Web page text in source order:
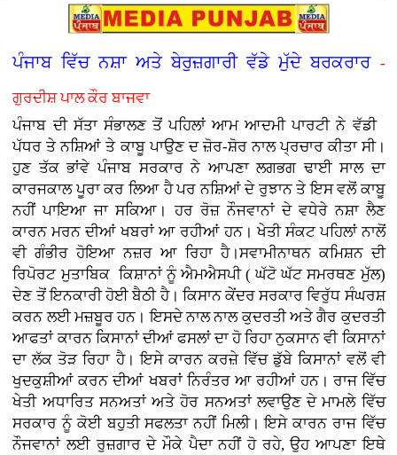
ਪੰਜਾਬ ਵਿੱਚ ਨਸ਼ਾ ਅਤੇ ਬੇਰੁਜ਼ਗਾਰੀ ਵੱਡੇ ਮੁੱਦੇ ਬਰਕਰਾਰ -
ਗੁਰਦੀਸ਼ ਪਾਲ ਕੌਰ ਬਾਜਵਾ
ਪੰਜਾਬ ਦੀ ਸੱਤਾ ਸੰਭਾਲਣ ਤੋਂ ਪਹਿਲਾਂ ਆਮ ਆਦਮੀ ਪਾਰਟੀ ਨੇ ਵੱਡੀ
ਪੱਧਰ ਤੇ ਨਸ਼ਿਆਂ ਤੇ ਕਾਬੂ ਪਾਉਣ ਦ ਜ਼ੋਰ-ਸ਼ੋਰ ਨਾਲ ਪ੍ਰਚਾਰ ਕੀਤਾ ਸੀ।
ਹੁਣ ਤੱਕ ਭਾਂਵੇ ਪੰਜਾਬ ਸਰਕਾਰ ਨੇ ਆਪਣਾ ਲਗਭਗ ਢਾਈ ਸਾਲ ਦਾ
ਕਾਰਜਕਾਲ ਪੂਰਾ ਕਰ ਲਿਆ ਹੈ ਪਰ ਨਸ਼ਿਆਂ ਦੇ ਰੁਝਾਨ ਤੇ ਇਸ ਵਲੋਂ ਕਾਬੂ
ਨਹੀਂ ਪਾਇਆ ਜਾ ਸਕਿਆ। ਹਰ ਰੋਜ਼ ਨੌਜਵਾਨਾਂ ਦੇ ਵਧੇਰੇ ਨਸ਼ਾ ਲੈਣ
ਕਾਰਨ ਮਰਨ ਦੀਆਂ ਖਬਰਾਂ ਆ ਰਹੀਆਂ ਹਨ। ਖੇਤੀ ਸੰਕਟ ਪਹਿਲਾਂ ਨਾਲੋਂ
ਵੀ ਗੰਭੀਰ ਹੋਇਆ ਨਜ਼ਰ ਆ ਰਿਹਾ ਹੈ।ਸਵਾਮੀਨਾਥਨ ਕਮਿਸ਼ਨ ਦੀ
ਰਿਪੋਰਟ ਮੁਤਾਬਿਕ ਕਿਸ਼ਾਨਾਂ ਨੂੰ ਐਮਐਸਪੀ ( ਘੱਟੋ ਘੱਟ ਸਮਰਥਣ ਮੁੱਲ)
ਦੇਣ ਤੋਂ ਇਨਕਾਰੀ ਹੋਈ ਬੈਠੀ ਹੈ। ਕਿਸਾਨ ਕੇਂਦਰ ਸਰਕਾਰ ਵਿਰੁੱਧ ਸੰਘਰਸ਼
ਕਰਨ ਲਈ ਮਜ਼ਬੂਰ ਹਨ। ਇਸਦੇ ਨਾਲ ਨਾਲ ਕੁਦਰਤੀ ਅਤੇ ਗੈਰ ਕੁਦਰਤੀ
ਆਫਤਾਂ ਕਾਰਨ ਕਿਸਾਨਾਂ ਦੀਆਂ ਫਸਲਾਂ ਦਾ ਹੋ ਰਿਹਾ ਨੁਕਸਾਨ ਵੀ ਕਿਸਾਨਾਂ
ਦਾ ਲੱਕ ਤੋੜ ਰਿਹਾ ਹੈ। ਇਸੇ ਕਾਰਨ ਕਰਜ਼ੇ ਵਿੱਚ ਡੁੱਬੇ ਕਿਸਾਨਾਂ ਵਲੋਂ ਵੀ
ਖੁਦਕੁਸ਼ੀਆਂ ਕਰਨ ਦੀਆਂ ਖਬਰਾਂ ਨਿਰੰਤਰ ਆ ਰਹੀਆਂ ਹਨ। ਰਾਜ ਵਿੱਚ
ਖੇਤੀ ਅਧਾਰਿਤ ਸਨਅਤਾਂ ਅਤੇ ਹੋਰ ਸਨਅਤਾਂ ਲਵਾਉਣ ਦੇ ਮਾਮਲੇ ਵਿੱਚ
ਸਰਕਾਰ ਨੂੰ ਕੋਈ ਬਹੁਤੀ ਸਫਲਤਾ ਨਹੀਂ ਮਿਲੀ। ਇਸੇ ਕਾਰਨ ਰਾਜ ਵਿੱਚ
ਨੌਜਵਾਨਾਂ ਲਈ ਰੁਜ਼ਗਾਰ ਦੇ ਮੌਕੇ ਪੈਦਾ ਨਹੀਂ ਹੋ ਰਹੇ, ਉਹ ਆਪਣਾ ਇਥੇ